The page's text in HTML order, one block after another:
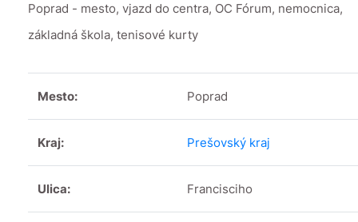
Poprad - mesto, vjazd do centra, OC Fórum, nemocnica,
základná škola, tenisové kurty
Mesto: Poprad
Kraj: Prešovský kraj
Ulica: Francisciho